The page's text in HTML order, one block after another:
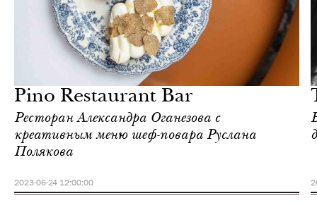
Pino Restaurant Bar
Ресторан Александра Оганезова с
креативным меню шеф-повара Руслана
Полякова
2023-06-24 12:00:00
жизнь